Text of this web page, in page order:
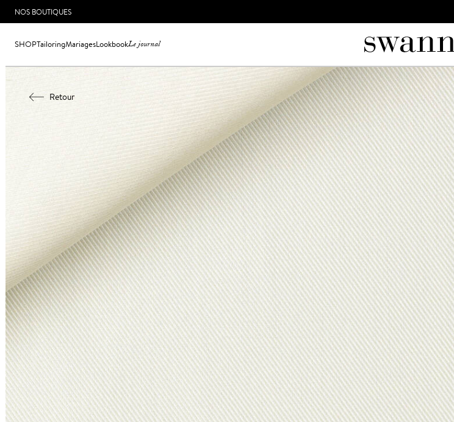
NOS BOUTIQUES
SHOPTailoringMariagesLookbookLe journal
Retour